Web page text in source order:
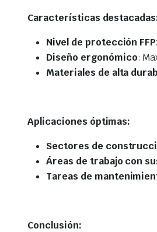
Características
Nivel de protección
Diseño ergonómico:
Materiales de alta
Aplicaciones óptimas:
Sectores de
Áreas de trabajo con
Tareas de
Conclusión: